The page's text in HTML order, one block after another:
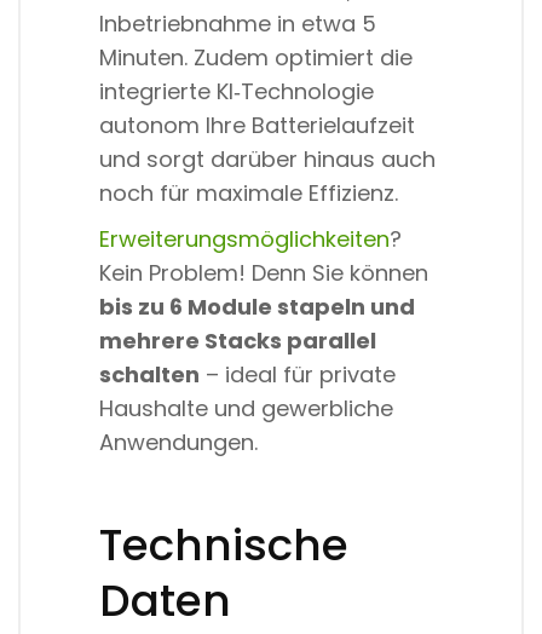
Inbetriebnahme in etwa 5
Minuten. Zudem optimiert die
integrierte KI‑Technologie
autonom Ihre Batterielaufzeit
und sorgt darüber hinaus auch
noch für maximale Effizienz.
Erweiterungsmöglichkeiten?
Kein Problem! Denn Sie können
bis zu 6 Module stapeln und
mehrere Stacks parallel
schalten – ideal für private
Haushalte und gewerbliche
Anwendungen.
Technische
Daten